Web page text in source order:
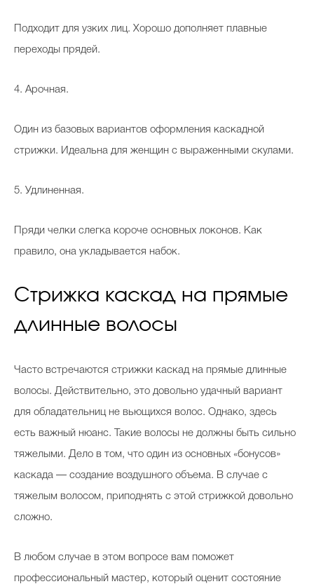
Подходит для узких лиц. Хорошо дополняет плавные
переходы прядей.
4. Арочная.
Один из базовых вариантов оформления каскадной
стрижки. Идеальна для женщин с выраженными скулами.
5. Удлиненная.
Пряди челки слегка короче основных локонов. Как
правило, она укладывается набок.
Стрижка каскад на прямые
длинные волосы
Часто встречаются стрижки каскад на прямые длинные
волосы. Действительно, это довольно удачный вариант
для обладательниц не вьющихся волос. Однако, здесь
есть важный нюанс. Такие волосы не должны быть сильно
тяжелыми. Дело в том, что один из основных «бонусов»
каскада — создание воздушного объема. В случае с
тяжелым волосом, приподнять с этой стрижкой довольно
сложно.
В любом случае в этом вопросе вам поможет
профессиональный мастер, который оценит состояние